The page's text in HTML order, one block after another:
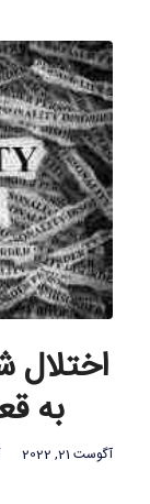
به
آگوست 21, 2022